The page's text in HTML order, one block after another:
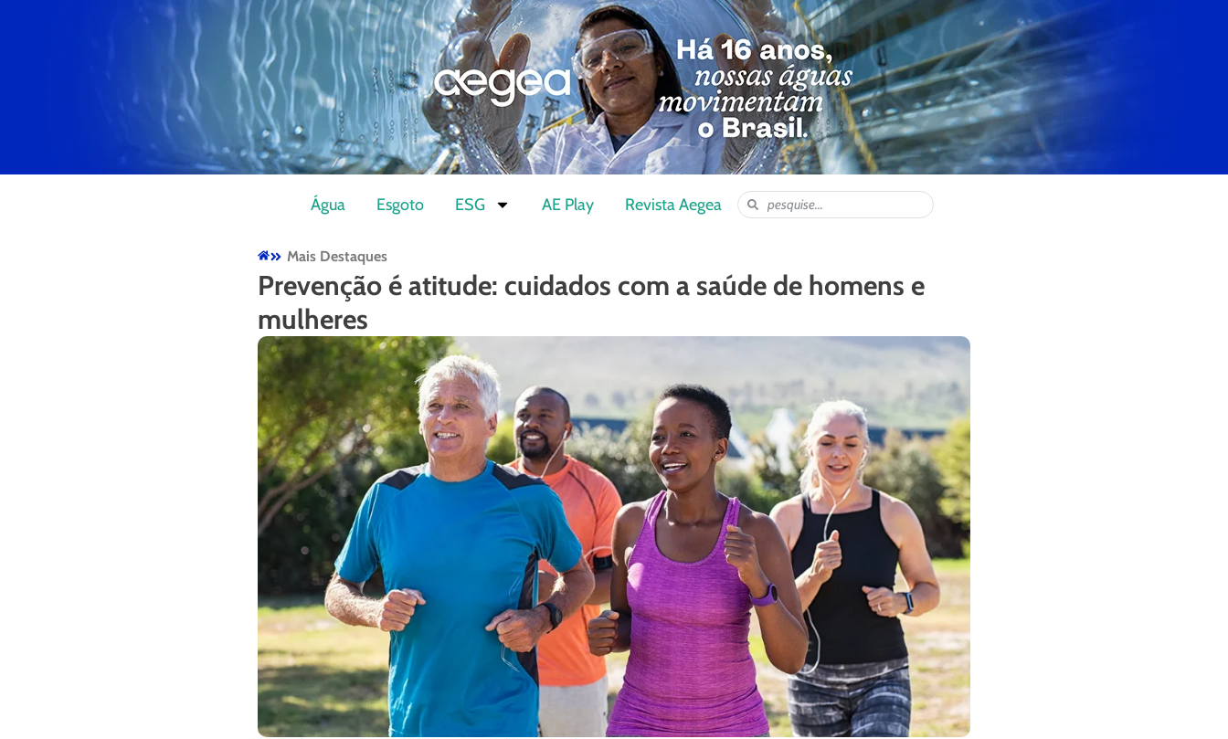
Água Esgoto ESG AE Play Revista Aegea
Mais Destaques
Prevenção é atitude: cuidados com a saúde de homens e
mulheres